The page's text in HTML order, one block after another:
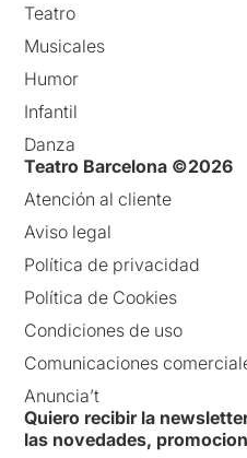
Teatro
Musicales
Humor
Infantil
Danza
Teatro Barcelona ©2026
Atención al cliente
Aviso legal
Política de privacidad
Política de Cookies
Condiciones de uso
Comunicaciones
Anuncia’t
Quiero recibir la
las novedades,